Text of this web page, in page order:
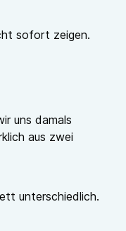
sofort zeigen.
uns damals
aus zwei
unterschiedlich.